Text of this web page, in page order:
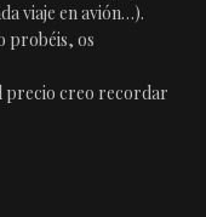
viaje en avión…).
probéis, os
precio creo recordar